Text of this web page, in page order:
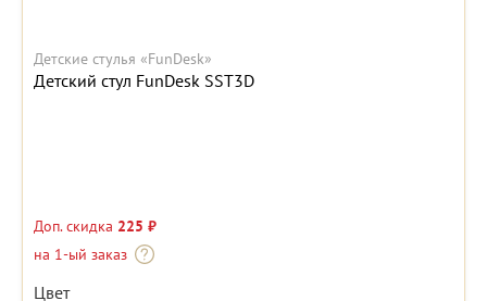
Детские стулья «FunDesk»
Детский стул FunDesk SST3D
Доп. скидка 225 ₽
на 1-ый заказ
Цвет